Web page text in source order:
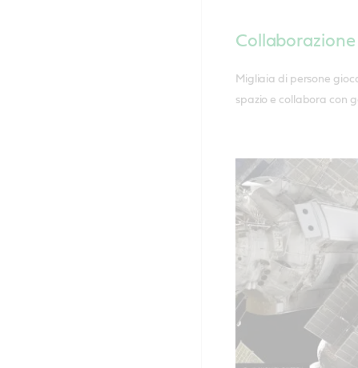
Migliaia di persone
spazio e collabora con